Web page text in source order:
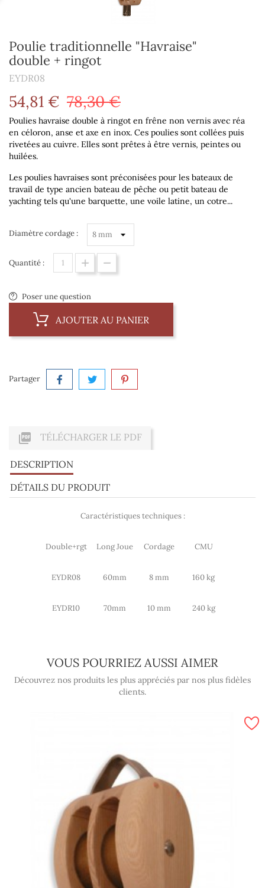
Poulie traditionnelle "Havraise"
double + ringot
EYDR08
54,81 € 78,30 €
Poulies havraise double à ringot en frêne non vernis avec réa
en céloron, anse et axe en inox. Ces poulies sont collées puis
rivetées au cuivre. Elles sont prêtes à être vernis, peintes ou
huilées.
Les poulies havraises sont préconisées pour les bateaux de
travail de type ancien bateau de pêche ou petit bateau de
yachting tels qu'une barquette, une voile latine, un cotre...
Diamètre cordage :
Quantité :
Poser une question
AJOUTER AU PANIER
Partager
 TÉLÉCHARGER LE PDF
DESCRIPTION
DÉTAILS DU PRODUIT
Caractéristiques techniques :
Double+rgt Long Joue Cordage CMU
EYDR08 60mm 8 mm 160 kg
EYDR10 70mm 10 mm 240 kg
VOUS POURRIEZ AUSSI AIMER
Découvrez nos produits les plus appréciés par nos plus fidèles
clients.